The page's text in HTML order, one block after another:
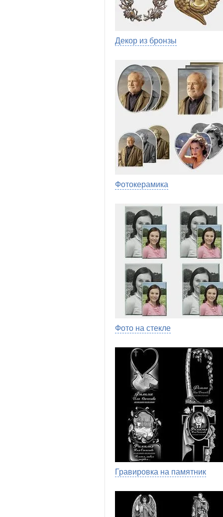
Декор из бронзы
Фотокерамика
Фото на стекле
Гравировка на памятник